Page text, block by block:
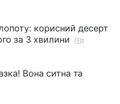
корисний десерт
за 3 хвилини
Вона ситна та